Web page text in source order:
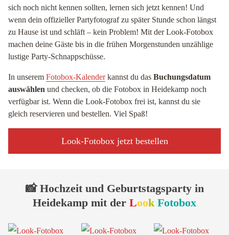
sich noch nicht kennen sollten, lernen sich jetzt kennen! Und
wenn dein offizieller Partyfotograf zu später Stunde schon längst
zu Hause ist und schläft – kein Problem! Mit der Look-Fotobox
machen deine Gäste bis in die frühen Morgenstunden unzählige
lustige Party-Schnappschüsse.
In unserem Fotobox-Kalenderkannst du das Buchungsdatum
auswählen und checken, ob die Fotobox in Heidekamp noch
verfügbar ist. Wenn die Look-Fotobox frei ist, kannst du sie
gleich reservieren und bestellen. Viel Spaß!
Look-Fotobox jetzt bestellen
📸 Hochzeit und Geburtstagsparty in
Heidekamp mit der Look Fotobox